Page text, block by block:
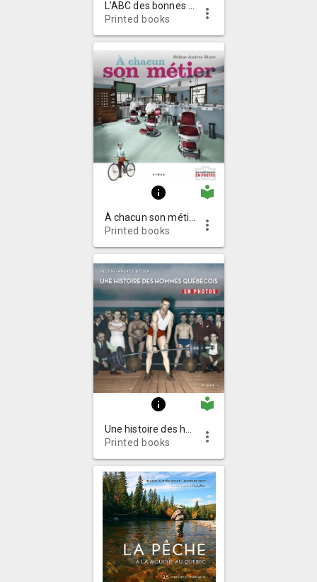
Printed books
more_vert
info local_library
Printed books
more_vert
info local_library
Printed books
more_vert